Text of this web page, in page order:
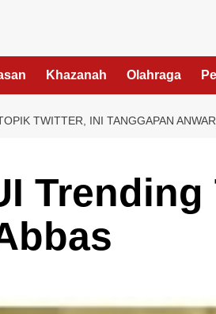
Khazanah Olahraga
TWITTER, INI TANGGAPAN